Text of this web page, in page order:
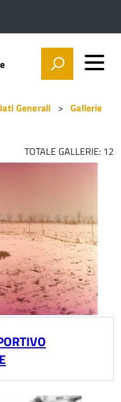
Generali Gallerie
TOTALE GALLERIE: 12